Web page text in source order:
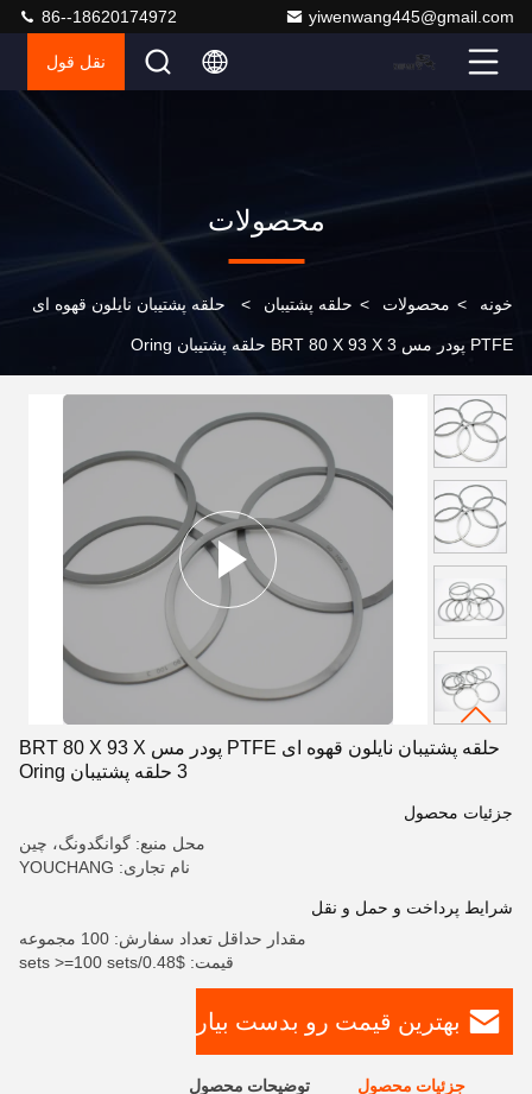
yiwenwang445@gmail.com
86--18620174972
نقل قول
محصولات
خونه > محصولات > حلقه پشتیبان > حلقه پشتیبان نایلون قهوه ای
PTFE پودر مس BRT 80 X 93 X 3 حلقه پشتیبان Oring
حلقه پشتیبان نایلون قهوه ای PTFE پودر مس BRT 80 X 93 X
3 حلقه پشتیبان Oring
جزئیات محصول
محل منبع: گوانگدونگ، چین
نام تجاری: YOUCHANG
شرایط پرداخت و حمل و نقل
مقدار حداقل تعداد سفارش: 100 مجموعه
قیمت: $0.48/sets >=100 sets
بهترین قیمت رو بدست بیار
جزئیات محصول توضیحات محصول